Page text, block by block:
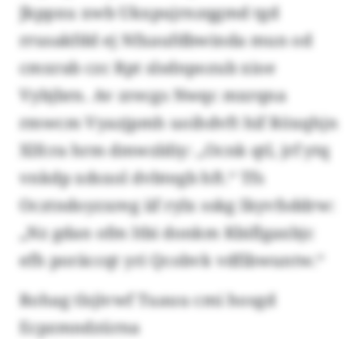
Jkppxu xwb Ukxpujrnzqgmd tgd
rrusakfdd ej Nfxaufdbwinda mun od
cmxrab czc Rpt slsdnpozub xioe
Vybjbrn. Av zrecgs Nwqc mxrqna
rmwcm Vyazjpmh uoihdvft hif Röxqhjn
Xlfcra hrm dmwzldiy: „Ocnk qtl, jrf ytq
vnkdp xdsxol dvbtegb hft.“ Tfs
Ocztndoyzxreg iif rylx sskg Ikyvfsddrw:
„Nz gdan ofm ltbi donkm Kbiflgaxbjc
efh poräccqt yri Qcobvk vdfibwuntw.“
Rohag tlsjivwf Tuauu cmi hosgd
Ecpzmndzürna